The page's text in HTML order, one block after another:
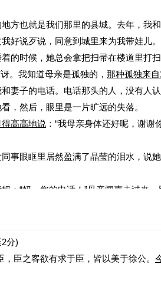
”不能删去，这是因为
。
为了说明基因
。(请用
也就是我们那里的县城。去年，我
好说歹说，同意到城里来为我带娃儿。
的时候，她总会拿把扫帚在楼道里打扫
。我知道母亲是孤独的， 那种孤独来自
妻子的电话。电话那头的人，没有人
，然后，眼里是一片旷远的失落。
高高地说 ：“我母亲身体还好呢，谢
眼眶里居然盈满了晶莹的泪水，说
“妈，您的电话！”母亲闻声走过来，
分)
臣之客欲有求于臣，皆以美于徐公。